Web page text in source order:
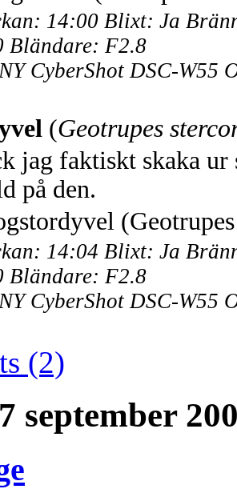
14:00 Blixt: Ja
Bländare: F2.8
CyberShot DSC-W55
(Geotrupes
jag faktiskt skaka
på den.
14:04 Blixt: Ja
Bländare: F2.8
CyberShot DSC-W55
(2)
september